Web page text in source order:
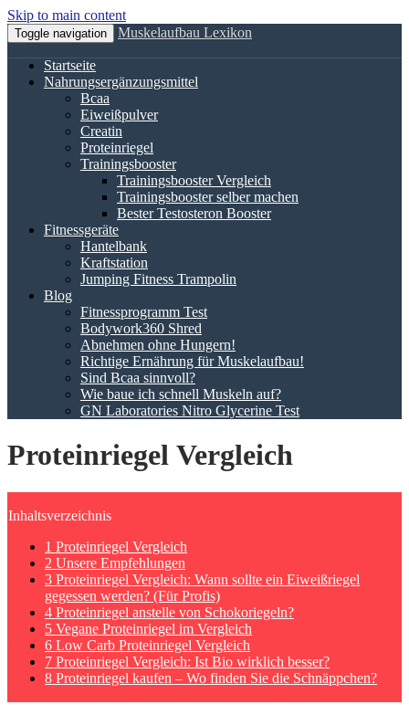
Skip to main content
Toggle navigation Muskelaufbau Lexikon
Startseite
Nahrungsergänzungsmittel
Bcaa
Eiweißpulver
Creatin
Proteinriegel
Trainingsbooster
Trainingsbooster Vergleich
Trainingsbooster selber machen
Bester Testosteron Booster
Fitnessgeräte
Hantelbank
Kraftstation
Jumping Fitness Trampolin
Blog
Fitnessprogramm Test
Bodywork360 Shred
Abnehmen ohne Hungern!
Richtige Ernährung für Muskelaufbau!
Sind Bcaa sinnvoll?
Wie baue ich schnell Muskeln auf?
GN Laboratories Nitro Glycerine Test
Proteinriegel Vergleich
Inhaltsverzeichnis
1 Proteinriegel Vergleich
2 Unsere Empfehlungen
3 Proteinriegel Vergleich: Wann sollte ein Eiweißriegel
gegessen werden? (Für Profis)
4 Proteinriegel anstelle von Schokoriegeln?
5 Vegane Proteinriegel im Vergleich
6 Low Carb Proteinriegel Vergleich
7 Proteinriegel Vergleich: Ist Bio wirklich besser?
8 Proteinriegel kaufen – Wo finden Sie die Schnäppchen?